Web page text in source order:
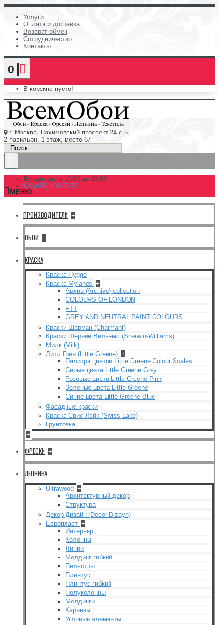
Услуги
Оплата и доставка
Возврат-обмен
Сотрудничество
Контакты
0
В корзине пусто!
г. Москва, Нахимовский проспект 24 с 5,
2 павильон, 1 этаж, место 67
Ежедневно с 10:00 до 20:00
8 (495) 109-02-76
МЕНЮ
ПРОИЗВОДИТЕЛИ +
ОБОИ +
КРАСКА
Краска Hygge
Краска Mylands +
Архив (Archive) collection
COLOURS OF LONDON
FTT
GREY AND NEUTRAL PAINT COLOURS
Краски Шарман (Charmant)
Краски Шервин Вильемс (Sherwin-Williams)
Милк (Milk)
Литл Грин (Little Greene) +
Палитра цветов Little Greene Colour Scales
Серые цвета Little Greene Grey
Розовые цвета Little Greene Pink
Зеленые цвета Little Greene
Синие цвета Little Greene Blue
Фасадные краски
Краска Свис Лэйк (Swiss Lake)
Грунтовка
+
ФРЕСКИ +
ЛЕПНИНА
Ultrawood +
Архитектурный декор
Структура
Декор Дизайн (Decor Dizayn)
Европласт +
Интерьер
Колонны
Линии
Молдинг гибкий
Пилястры
Плинтус
Плинтус гибкий
Полуколонны
Молдинги
Карнизы
Угловые элементы